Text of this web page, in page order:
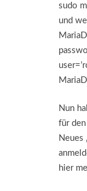
sudo
und
Nun
für
Neues
hier